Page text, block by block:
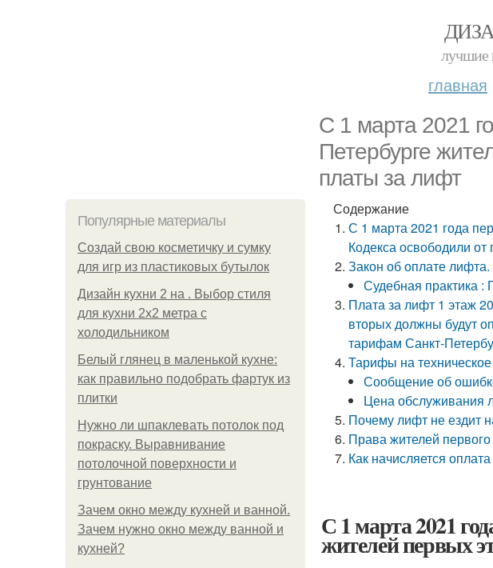
лучшие
главная
С 1 марта 2021
Петербурге
платы за лифт
Популярные материалы
Создай свою косметичку и сумку
для игр из пластиковых бутылок
Дизайн кухни 2 на . Выбор стиля
для кухни 2х2 метра с
холодильником
Белый глянец в маленькой кухне:
как правильно подобрать фартук из
плитки
Нужно ли шпаклевать потолок под
покраску. Выравнивание
потолочной поверхности и
грунтование
Зачем окно между кухней и ванной.
Зачем нужно окно между ванной и
кухней?
Содержание
С 1 марта 2021 года
Кодекса освободили
Закон об оплате
Судебная практика :
Плата за лифт 1 этаж
вторых должны будут
тарифам Санкт-
Тарифы на
Сообщение об
Цена обслуживания
Почему лифт не ездит
Права жителей
Как начисляется
С 1 марта 2021
жителей первых